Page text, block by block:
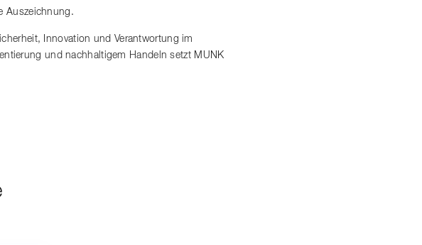
Auszeichnung.
Innovation und Verantwortung im
und nachhaltigem Handeln setzt MUNK